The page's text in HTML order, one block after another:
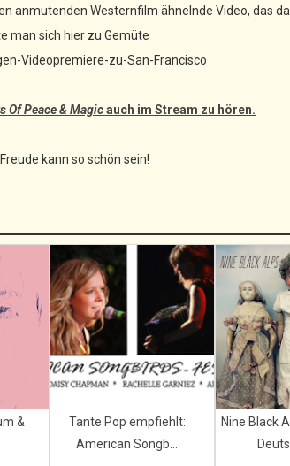
anmutenden Westernfilm ähnelnde Video, das
man sich hier zu Gemüte
Videopremiere-zu-San-Francisco
Of Peace & Magicauch im Stream zu hören.
kann so schön sein!
&
Tante Pop empfiehlt:
American Songb...
Nine Black